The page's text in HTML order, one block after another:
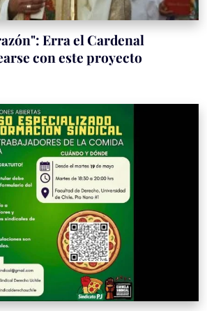
Erra el Cardenal
con este proyecto